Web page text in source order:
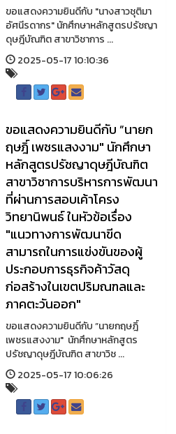
ขอแสดงความยินดีกับ "นางสาวชุติมา
อัศนีรดากร" นักศึกษาหลักสูตรปรัชญา
ดุษฎีบัณฑิต สาขาวิชาการ ...
2025-05-17 10:10:36
ขอแสดงความยินดีกับ ”นายก
ฤษฎิ์ เพชรแสงงาม" นักศึกษา
หลักสูตรปรัชญาดุษฎีบัณฑิต
สาขาวิชาการบริหารการพัฒนา
ที่ผ่านการสอบเค้าโครง
วิทยานิพนธ์ ในหัวข้อเรื่อง
"แนวทางการพัฒนาขีด
สามารถในการแข่งขันของผู้
ประกอบการธุรกิจค้าวัสดุ
ก่อสร้างในเขตปริมณฑลและ
ภาคตะวันออก"
ขอแสดงความยินดีกับ ”นายกฤษฎิ์
เพชรแสงงาม" นักศึกษาหลักสูตร
ปรัชญาดุษฎีบัณฑิต สาขาวิช ...
2025-05-17 10:06:26